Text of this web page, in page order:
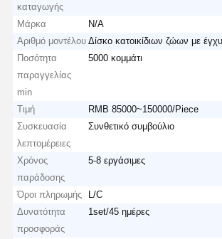
καταγωγής
Μάρκα
N/A
Αριθμό μοντέλου Δίσκο κατοικίδιων ζώων με
Ποσότητα
παραγγελίας
min
5000 κομμάτι
Τιμή
RMB 85000~150000/Piece
Συσκευασία
λεπτομέρειες
Συνθετικό συμβούλιο
Χρόνος
παράδοσης
5-8 εργάσιμες
Όροι πληρωμής
L/C
Δυνατότητα
προσφοράς
1set/45 ημέρες